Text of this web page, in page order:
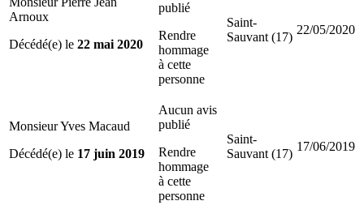
Arnoux
Décédé(e) le 22 mai 2020
publié
Rendre
hommage
à cette
personne
Saint-
Sauvant (17)
22/05/2020
Monsieur Yves Macaud
Décédé(e) le 17 juin 2019
Aucun avis
publié
Rendre
hommage
à cette
personne
Saint-
Sauvant (17)
17/06/2019